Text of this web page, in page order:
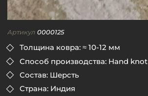
Артикул 0000125
Толщина ковра: ≈ 10-12 мм
Способ производства: Hand knot
Состав: Шерсть
Страна: Индия